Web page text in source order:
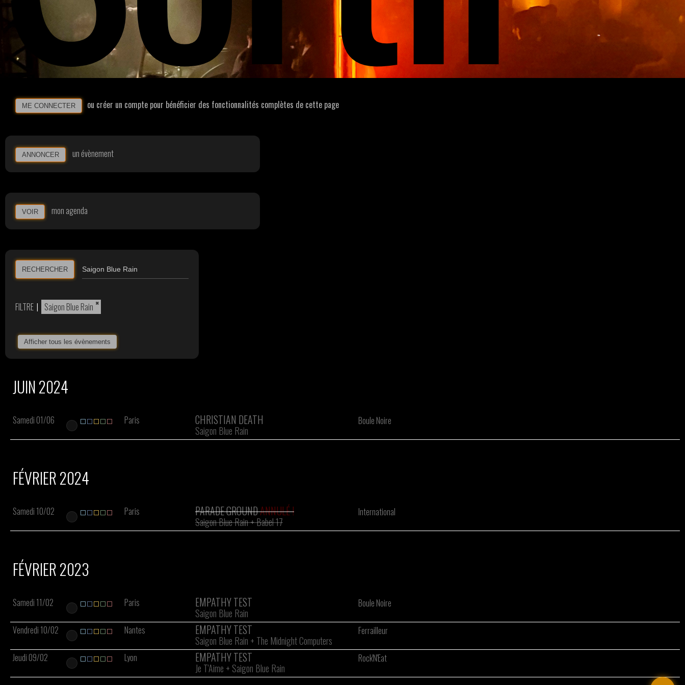
ME CONNECTER ou créer un compte pour bénéficier des fonctionnalités complètes de cette page
ANNONCER un évènement
VOIR mon agenda
RECHERCHER
FILTRE | ×
Saigon Blue Rain
Afficher tous les évènements
JUIN 2024
Samedi 01/06 Paris CHRISTIAN DEATH
Saigon Blue Rain
Boule Noire
FÉVRIER 2024
Samedi 10/02 Paris PARADE GROUNDANNULÉ !
Saigon Blue Rain+Babel 17
International
FÉVRIER 2023
Samedi 11/02 Paris EMPATHY TEST
Saigon Blue Rain
Boule Noire
Vendredi 10/02 Nantes EMPATHY TEST
Saigon Blue Rain + The Midnight Computers
Ferrailleur
Jeudi 09/02 Lyon EMPATHY TEST
Je T'Aime + Saigon Blue Rain
Rock'N'Eat